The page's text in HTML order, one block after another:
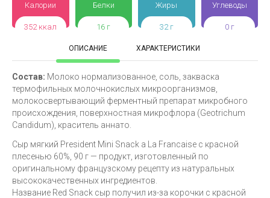
Калории
352 ккал
Белки
16 г
Жиры
32 г
Углеводы
0 г
ОПИСАНИЕ ХАРАКТЕРИСТИКИ
Состав: Молоко нормализованное, соль, закваска
термофильных молочнокислых микроорганизмов,
молокосвертывающий ферментный препарат микробного
происхождения, поверхностная микрофлора (Geotrichum
Candidum), краситель аннато.
Сыр мягкий President Mini Snack a La Francaise с красной
плесенью 60%, 90 г — продукт, изготовленный по
оригинальному французскому рецепту из натуральных
высококачественных ингредиентов.
Название Red Snack сыр получил из-за корочки с красной